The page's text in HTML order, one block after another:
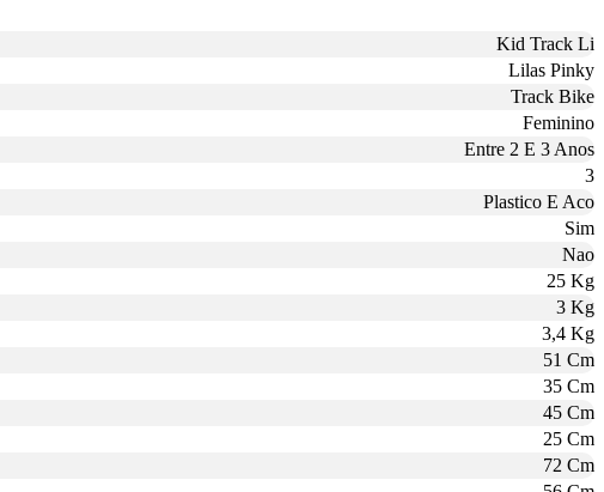
Kid Track Li
Lilas Pinky
Track Bike
Feminino
Entre 2 E 3 Anos
3
Plastico E Aco
Sim
Nao
25 Kg
3 Kg
3,4 Kg
51 Cm
35 Cm
45 Cm
25 Cm
72 Cm